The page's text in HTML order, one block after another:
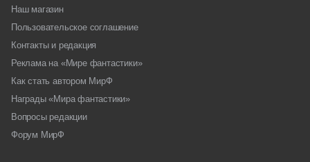
Наш магазин
Пользовательское соглашение
Контакты и редакция
Реклама на «Мире фантастики»
Как стать автором МирФ
Награды «Мира фантастики»
Вопросы редакции
Форум МирФ